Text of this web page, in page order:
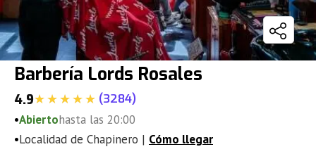
Barbería Lords Rosales
4.9 (3284)
•Abiertohasta las 20:00
•Localidad de Chapinero | Cómo llegar